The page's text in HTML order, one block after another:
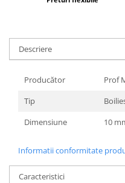
Nada
Pelete
Boiles
Pop-up
Momeala artificiala
Aditivi, arome, dipuri
Pescuit la copca
Descriere
Producător
Prof
Tip
Dimensiune
10
Informatii conformitate
Caracteristici